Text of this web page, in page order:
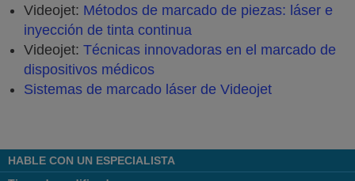
Videojet: Métodos de marcado de piezas: láser e
inyección de tinta continua
Videojet: Técnicas innovadoras en el marcado de
dispositivos médicos
Sistemas de marcado láser de Videojet
HABLE CON UN ESPECIALISTA